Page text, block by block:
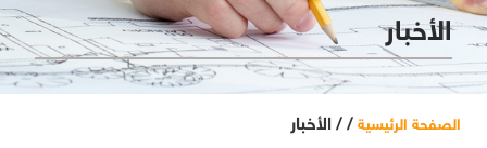
الأخبار
الصفحة الرئيسية / / الأخبار